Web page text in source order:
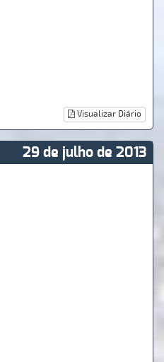
Visualizar Diário
29 de julho de 2013